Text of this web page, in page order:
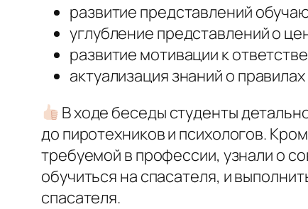
развитие представлений
углубление представлений о
развитие мотивации к
актуализация знаний о
В ходе беседы студенты
до пиротехников и психологов.
требуемой в профессии, узнали о
обучиться на спасателя, и
спасателя.